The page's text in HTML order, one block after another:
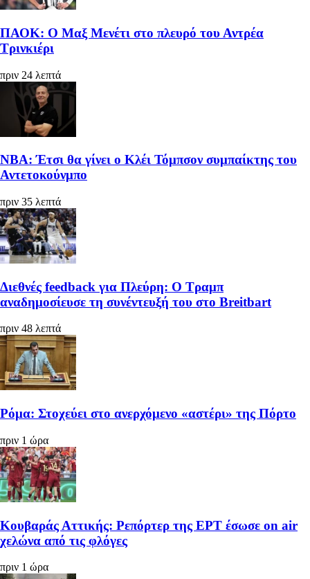
ΠΑΟΚ: Ο Μαξ Μενέτι στο πλευρό του Αντρέα
Τρινκιέρι
πριν 24 λεπτά
ΝΒΑ: Έτσι θα γίνει ο Κλέι Τόμπσον συμπαίκτης του
Αντετοκούνμπο
πριν 35 λεπτά
Διεθνές feedback για Πλεύρη: Ο Τραμπ
αναδημοσίευσε τη συνέντευξή του στο Breitbart
πριν 48 λεπτά
Ρόμα: Στοχεύει στο ανερχόμενο «αστέρι» της Πόρτο
πριν 1 ώρα
Κουβαράς Αττικής: Ρεπόρτερ της ΕΡΤ έσωσε on air
χελώνα από τις φλόγες
πριν 1 ώρα